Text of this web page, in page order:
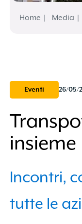
Home Media
Eventi 26/05/
insieme
Incontri,
tutte le